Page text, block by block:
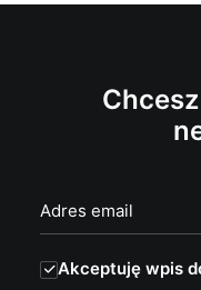
Akceptuję wpis